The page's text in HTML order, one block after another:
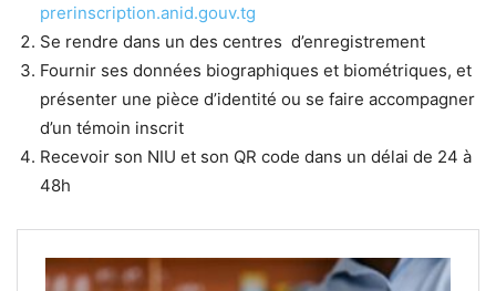
prerinscription.anid.gouv.tg
Se rendre dans un des centres d’enregistrement
Fournir ses données biographiques et biométriques, et
présenter une pièce d’identité ou se faire accompagner
d’un témoin inscrit
Recevoir son NIU et son QR code dans un délai de 24 à
48h